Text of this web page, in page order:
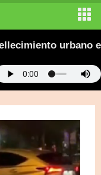
urbano en